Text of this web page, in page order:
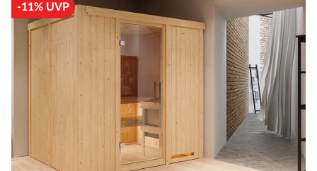
-11% UVP